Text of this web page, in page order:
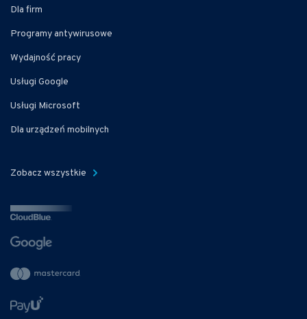
Dla firm
Programy antywirusowe
Wydajność pracy
Usługi Google
Usługi Microsoft
Dla urządzeń mobilnych
Zobacz wszystkie